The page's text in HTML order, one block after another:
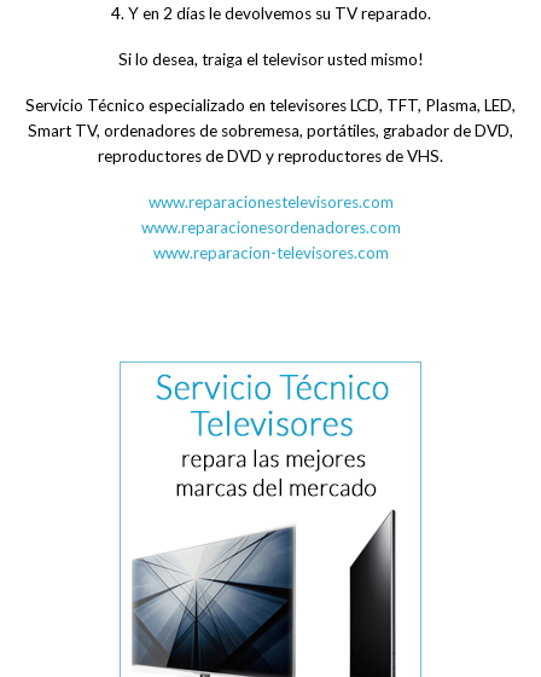
4. Y en 2 días le devolvemos su TV reparado.
Si lo desea, traiga el televisor usted mismo!
Servicio Técnico especializado en televisores LCD, TFT, Plasma, LED,
Smart TV, ordenadores de sobremesa, portátiles, grabador de DVD,
reproductores de DVD y reproductores de VHS.
www.reparacionestelevisores.com
www.reparacionesordenadores.com
www.reparacion-televisores.com